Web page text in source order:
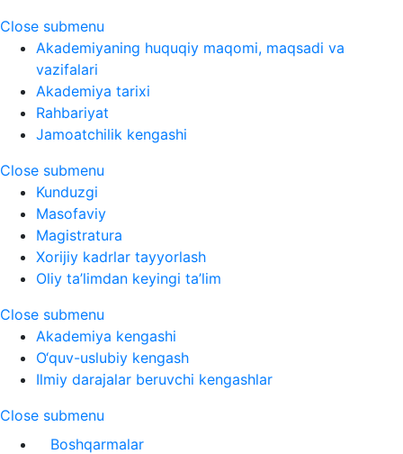
Close submenu
Akademiyaning huquqiy maqomi, maqsadi va
vazifalari
Akademiya tarixi
Rahbariyat
Jamoatchilik kengashi
Close submenu
Kunduzgi
Masofaviy
Magistratura
Xorijiy kadrlar tayyorlash
Oliy ta’limdan keyingi ta’lim
Close submenu
Akademiya kengashi
O‘quv-uslubiy kengash
Ilmiy darajalar beruvchi kengashlar
Close submenu
Boshqarmalar